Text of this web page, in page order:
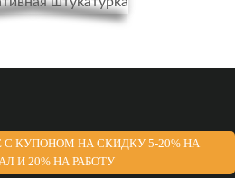
КУПОНОМ НА СКИДКУ 5-20% НА
И 20% НА РАБОТУ